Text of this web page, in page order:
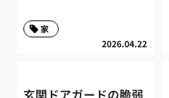
2026.04.22
家
玄関ドアガードの脆弱